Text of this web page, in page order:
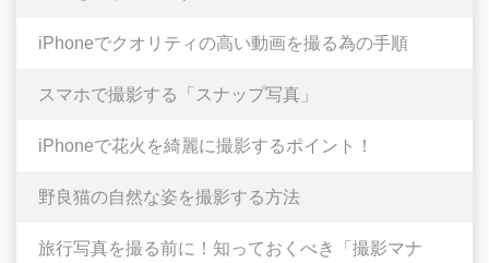
iPhoneでクオリティの高い動画を撮る為の手順
スマホで撮影する「スナップ写真」
iPhoneで花火を綺麗に撮影するポイント！
野良猫の自然な姿を撮影する方法
旅行写真を撮る前に！知っておくべき「撮影マナ